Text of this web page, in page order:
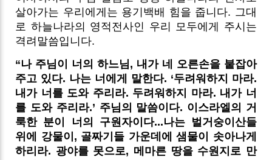
살아가는 우리에게는 용기백배 힘을 줍니다. 그대
로 하늘나라의 영적전사인 우리 모두에게 주시는
격려말씀입니다.
“나 주님이 너의 하느님, 내가 네 오른손을 붙잡아
주고 있다. 나는 너에게 말한다. ‘두려워하지 마라.
내가 너를 도와 주리라. 두려워하지 마라. 내가 너
를 도와 주리라.’ 주님의 말씀이다. 이스라엘의 거
룩한 분이 너의 구원자이다...나는 벌거숭이산들
위에 강물이, 골짜기들 가운데에 샘물이 솟아나게
하리라. 광야를 못으로, 메마른 땅을 수원지로 만